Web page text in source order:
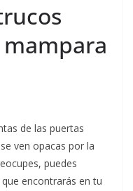
de las puertas
ven opacas por la
puedes
encontrarás en tu